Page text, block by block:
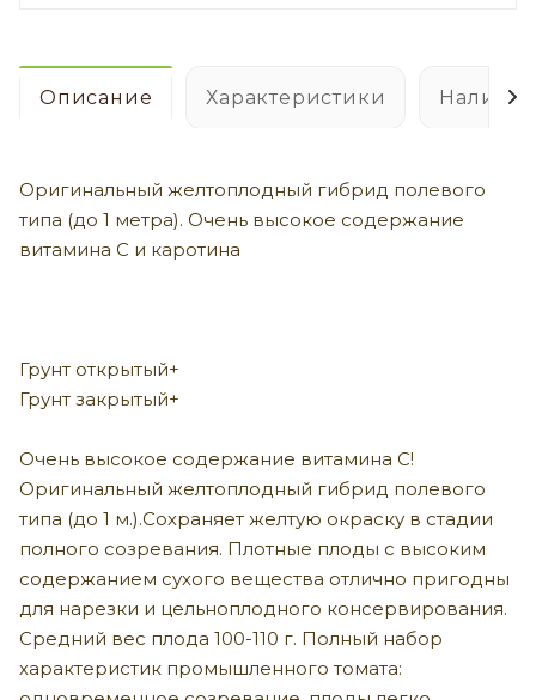
Описание Характеристики
Оригинальный желтоплодный гибрид полевого
типа (до 1 метра). Очень высокое содержание
витамина С и каротина
Грунт открытый+
Грунт закрытый+
Очень высокое содержание витамина С!
Оригинальный желтоплодный гибрид полевого
типа (до 1 м.).Сохраняет желтую окраску в стадии
полного созревания. Плотные плоды с высоким
содержанием сухого вещества отлично пригодны
для нарезки и цельноплодного консервирования.
Средний вес плода 100-110 г. Полный набор
характеристик промышленного томата: